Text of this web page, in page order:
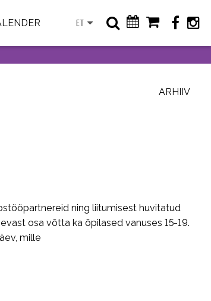
ET
ARHIIV
ning liitumisest huvitatud
osa võtta ka õpilased vanuses 15-19.
mille